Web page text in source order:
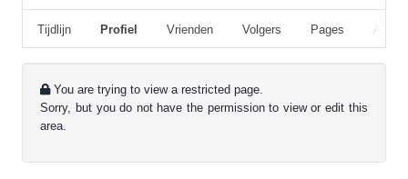
Tijdlijn Profiel Vrienden Volgers Pages
You are trying to view a restricted page.
Sorry, but you do not have the permission to view or edit this
area.